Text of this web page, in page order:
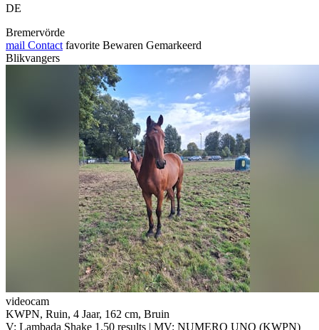
DE
Bremervörde
mail Contact favorite Bewaren Gemarkeerd
Blikvangers
videocam
KWPN, Ruin, 4 Jaar, 162 cm, Bruin
V: Lambada Shake 1.50 results | MV: NUMERO UNO (KWPN)